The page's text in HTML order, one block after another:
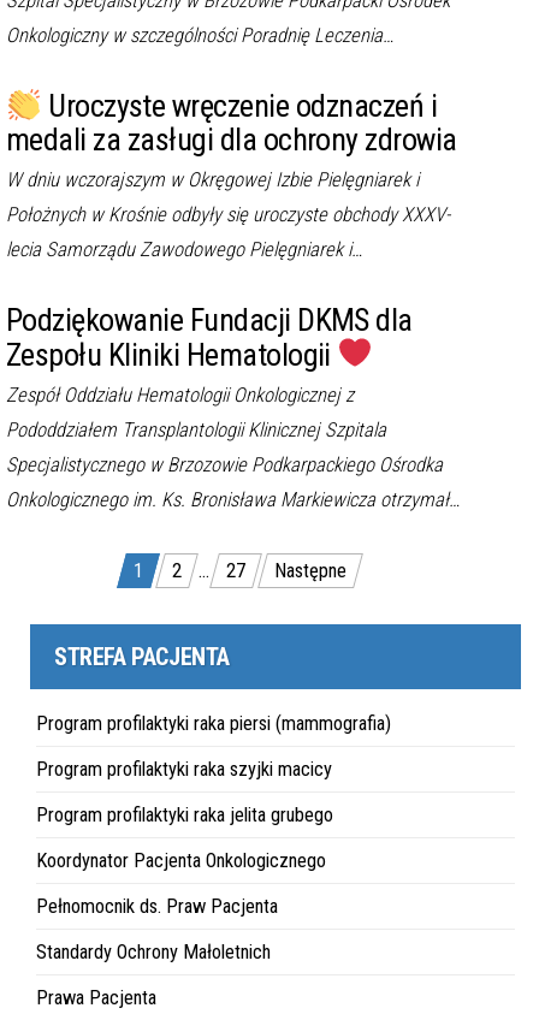
Onkologiczny w szczególności Poradnię Leczenia…
Uroczyste wręczenie odznaczeń i
medali za zasługi dla ochrony zdrowia
W dniu wczorajszym w Okręgowej Izbie Pielęgniarek i
Położnych w Krośnie odbyły się uroczyste obchody XXXV-
lecia Samorządu Zawodowego Pielęgniarek i…
Podziękowanie Fundacji DKMS dla
Zespołu Kliniki Hematologii
Zespół Oddziału Hematologii Onkologicznej z
Pododdziałem Transplantologii Klinicznej Szpitala
Specjalistycznego w Brzozowie Podkarpackiego Ośrodka
Onkologicznego im. Ks. Bronisława Markiewicza otrzymał…
Stronicowanie
1 2 … 27 Następne
STREFA PACJENTA
Program profilaktyki raka piersi (mammografia)
Program profilaktyki raka szyjki macicy
Program profilaktyki raka jelita grubego
Koordynator Pacjenta Onkologicznego
Pełnomocnik ds. Praw Pacjenta
Standardy Ochrony Małoletnich
Prawa Pacjenta